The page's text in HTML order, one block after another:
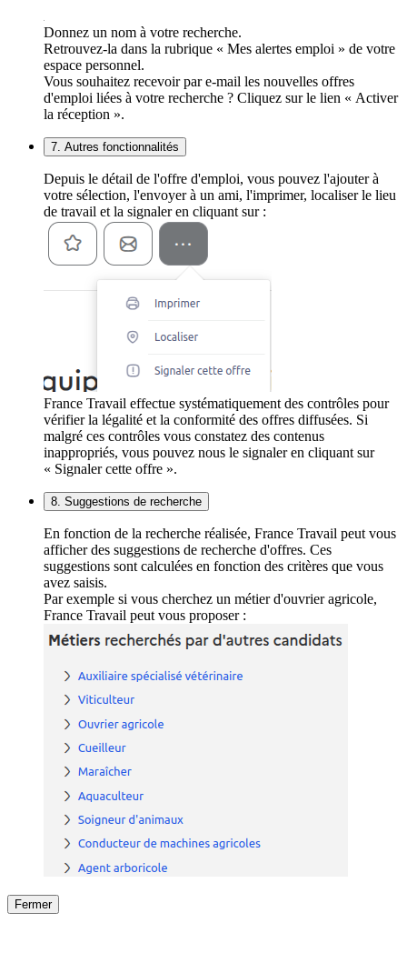
Donnez un nom à votre recherche.
Retrouvez-la dans la rubrique « Mes alertes emploi » de votre
espace personnel.
Vous souhaitez recevoir par e-mail les nouvelles offres
d'emploi liées à votre recherche ? Cliquez sur le lien « Activer
la réception ».
7. Autres fonctionnalités
Depuis le détail de l'offre d'emploi, vous pouvez l'ajouter à
votre sélection, l'envoyer à un ami, l'imprimer, localiser le lieu
de travail et la signaler en cliquant sur :
France Travail effectue systématiquement des contrôles pour
vérifier la légalité et la conformité des offres diffusées. Si
malgré ces contrôles vous constatez des contenus
inappropriés, vous pouvez nous le signaler en cliquant sur
« Signaler cette offre ».
8. Suggestions de recherche
En fonction de la recherche réalisée, France Travail peut vous
afficher des suggestions de recherche d'offres. Ces
suggestions sont calculées en fonction des critères que vous
avez saisis.
Par exemple si vous cherchez un métier d'ouvrier agricole,
France Travail peut vous proposer :
Fermer